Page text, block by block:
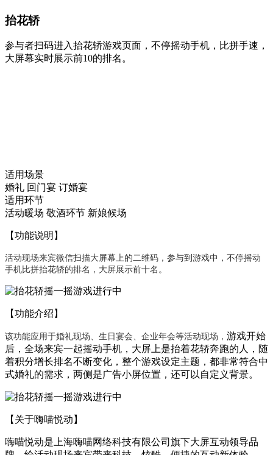
抬花轿
参与者扫码进入抬花轿游戏页面，不停摇动手机，比拼手速，
大屏幕实时展示前10的排名。
适用场景
婚礼 回门宴 订婚宴
适用环节
活动暖场 敬酒环节 新娘候场
【功能说明】
活动现场来宾微信扫描大屏幕上的二维码，参与到游戏中，不停摇动
手机比拼抬花轿的排名，大屏展示前十名。
【功能介绍】
该功能应用于婚礼现场、生日宴会、企业年会等活动现场， 游戏开始
后，全场来宾一起摇动手机，大屏上是抬着花轿奔跑的人，随
着积分增长排名不断变化，整个游戏设定主题，都非常符合中
式婚礼的需求，两侧是广告小屏位置，还可以自定义背景。
【关于嗨喵悦动】
嗨喵悦动是上海嗨喵网络科技有限公司旗下大屏互动领导品